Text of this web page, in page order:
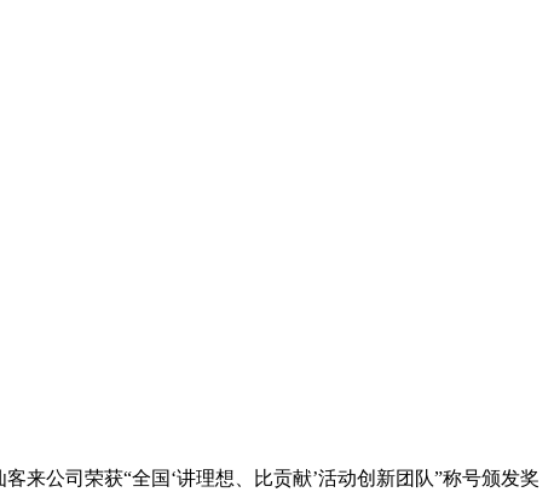
来公司荣获“全国‘讲理想、比贡献’活动创新团队”称号颁发奖